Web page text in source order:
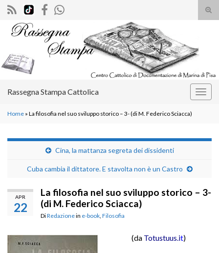
il
Search for:
Rassegna Stampa Cattolica
Home » La filosofia nel suo sviluppo storico – 3- (di M. Federico Sciacca)
Cina, la mattanza segreta dei dissidenti
Cuba cambia il dittatore. E stavolta non è un Castro
APR
22
La filosofia nel suo sviluppo storico – 3-
(di M. Federico Sciacca)
DiRedazionein e-book Filosofia
(da Totustuus.it)